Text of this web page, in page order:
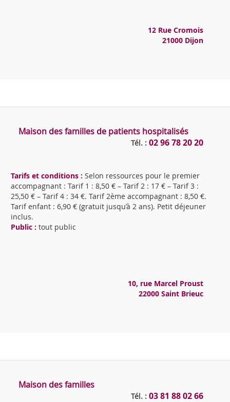
12 Rue Cromois
21000 Dijon
Maison des familles de patients hospitalisés
Tél. : 02 96 78 20 20
Tarifs et conditions : Selon ressources pour le premier
accompagnant : Tarif 1 : 8,50 € – Tarif 2 : 17 € – Tarif 3 :
25,50 € – Tarif 4 : 34 €. Tarif 2ème accompagnant : 8,50 €.
Tarif enfant : 6,90 € (gratuit jusqu’à 2 ans). Petit déjeuner
inclus.
Public : tout public
10, rue Marcel Proust
22000 Saint Brieuc
Maison des familles
Tél. : 03 81 88 02 66